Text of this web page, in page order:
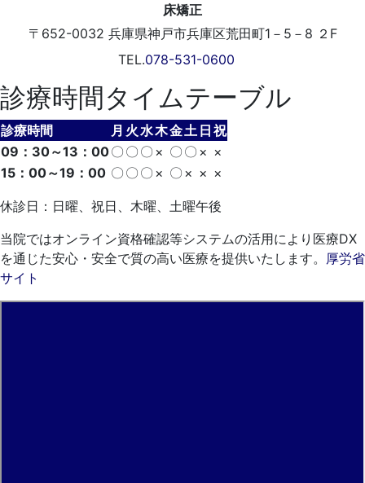
〒652-0032 兵庫県神戸市兵庫区荒田町1－5－8 ２F
TEL.078-531-0600
診療時間タイムテーブル
診療時間 月 火 水木金土 日 祝
09：30～13：00〇 〇 〇 × 〇 〇 × ×
15：00～19：00 〇 〇 〇 × 〇 × × ×
休診日：日曜、祝日、木曜、土曜午後
当院ではオンライン資格確認等システムの活用により医療DX
を通じた安心・安全で質の高い医療を提供いたします。 厚労省
サイト